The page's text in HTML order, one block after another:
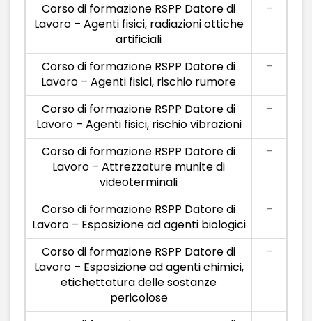
Corso di formazione RSPP Datore di
Lavoro – Agenti fisici, radiazioni ottiche
artificiali
–
Corso di formazione RSPP Datore di
Lavoro – Agenti fisici, rischio rumore
–
Corso di formazione RSPP Datore di
Lavoro – Agenti fisici, rischio vibrazioni
–
Corso di formazione RSPP Datore di
Lavoro – Attrezzature munite di
videoterminali
–
Corso di formazione RSPP Datore di
Lavoro – Esposizione ad agenti biologici
–
Corso di formazione RSPP Datore di
Lavoro – Esposizione ad agenti chimici,
etichettatura delle sostanze
pericolose
–